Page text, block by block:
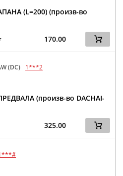
(L=200) (произв-во
170.00
(DC)
1***2
(произв-во DACHAI-
325.00